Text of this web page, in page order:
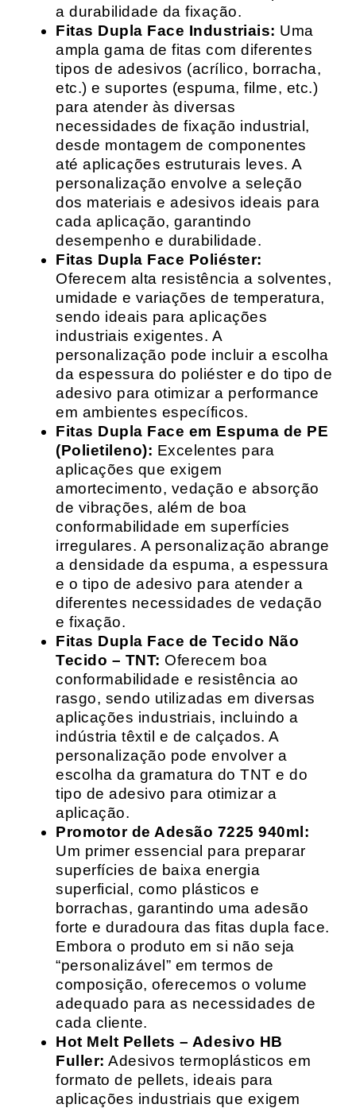
a durabilidade da fixação.
Fitas Dupla Face Industriais: Uma
ampla gama de fitas com diferentes
tipos de adesivos (acrílico, borracha,
etc.) e suportes (espuma, filme, etc.)
para atender às diversas
necessidades de fixação industrial,
desde montagem de componentes
até aplicações estruturais leves. A
personalização envolve a seleção
dos materiais e adesivos ideais para
cada aplicação, garantindo
desempenho e durabilidade.
Fitas Dupla Face Poliéster:
Oferecem alta resistência a solventes,
umidade e variações de temperatura,
sendo ideais para aplicações
industriais exigentes. A
personalização pode incluir a escolha
da espessura do poliéster e do tipo de
adesivo para otimizar a performance
em ambientes específicos.
Fitas Dupla Face em Espuma de PE
(Polietileno): Excelentes para
aplicações que exigem
amortecimento, vedação e absorção
de vibrações, além de boa
conformabilidade em superfícies
irregulares. A personalização abrange
a densidade da espuma, a espessura
e o tipo de adesivo para atender a
diferentes necessidades de vedação
e fixação.
Fitas Dupla Face de Tecido Não
Tecido – TNT: Oferecem boa
conformabilidade e resistência ao
rasgo, sendo utilizadas em diversas
aplicações industriais, incluindo a
indústria têxtil e de calçados. A
personalização pode envolver a
escolha da gramatura do TNT e do
tipo de adesivo para otimizar a
aplicação.
Promotor de Adesão 7225 940ml:
Um primer essencial para preparar
superfícies de baixa energia
superficial, como plásticos e
borrachas, garantindo uma adesão
forte e duradoura das fitas dupla face.
Embora o produto em si não seja
“personalizável” em termos de
composição, oferecemos o volume
adequado para as necessidades de
cada cliente.
Hot Melt Pellets – Adesivo HB
Fuller: Adesivos termoplásticos em
formato de pellets, ideais para
aplicações industriais que exigem